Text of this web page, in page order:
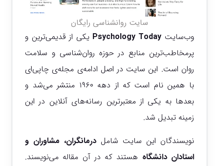
سایت روانشناسی رایگان
وب‌سایت Psychology Today یکی از قدیمی‌ترین و
پرمخاطب‌ترین منابع در حوزه روان‌شناسی و سلامت
روان است. این سایت در اصل ادامه‌ی مجله‌ی چاپی‌ای
با همین نام است که از دهه ۱۹۶۰ منتشر می‌شد و
بعدها به یکی از معتبرترین رسانه‌های آنلاین در این
زمینه تبدیل شد.
نویسندگان این سایت شامل درمانگران، مشاوران و
استادان دانشگاه هستند که در آن مقاله می‌نویسند.